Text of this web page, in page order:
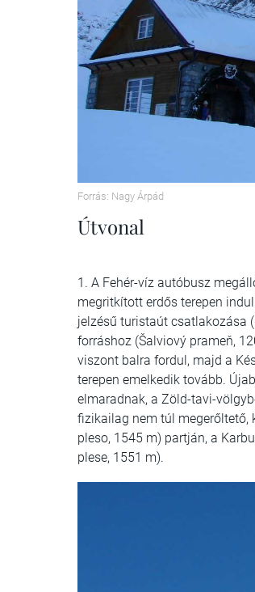
Forrás: Nagy Árpád
Útvonal
1. A Fehér-víz autóbusz
megritkított erdős terepen
jelzésű turistaút csatlakozása
forráshoz (Šalviový prameň,
viszont balra fordul, majd a
terepen emelkedik tovább.
elmaradnak, a Zöld-tavi-
fizikailag nem túl megerőltető,
pleso, 1545 m) partján, a
plese, 1551 m).